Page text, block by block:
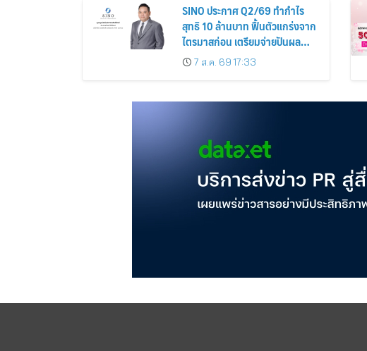
SINO ประกาศ Q2/69 ทำกำไร
สุทธิ 10 ล้านบาท ฟื้นตัวแกร่งจาก
ไตรมาสก่อน เตรียมจ่ายปันผล
ระหว่างกาล 0.014423 บาทต่อหุ้น
ครึ่งปีหลังมุ่งเติบโตต่อเนื่อง
7 ส.ค. 69 17:33